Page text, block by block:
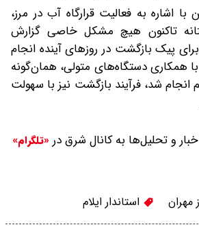
با اشاره به فعالیت قرارگاه آب در مرز،
تاکنون هیچ مشکل خاصی گزارش
پیک بازگشت در روزهای آینده انجام
همکاری دستگاه‌های متولی، همان‌گونه
انجام شد، فرآیند بازگشت نیز با سهولت
و تحلیل‌ها به کانال شرق در «تلگرام»
مهران استاندار ایلام